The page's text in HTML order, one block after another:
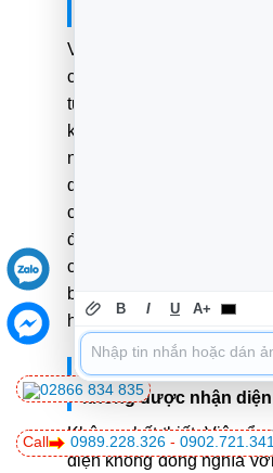
Việc tự thay cáp SATA
cứng là một trong
tương đối dễ dàng nhất
không nhận ổ cứng. Bạn
nguồn, mở vỏ case và
quan trọng là đảm bảo
chắn. Hầu hết mọi người
được mà không cần
cẩn thận và làm theo
bạn không tự tin, hãy
hoặc mang đến trung tâm
3. Dữ liệu của tôi có bị
không được nhận
Không nhất thiết. Việc ổ
diện không đồng nghĩa
Call 0989.228.326 - 0902.721.341
02866 834 835
B I U A+